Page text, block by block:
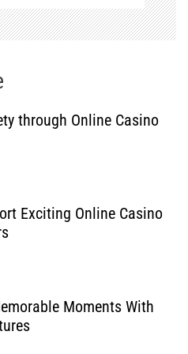
through Online Casino
Exciting Online Casino
Moments With